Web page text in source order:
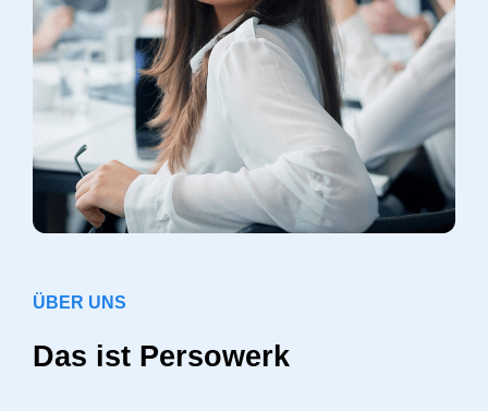
ÜBER UNS
Das ist Persowerk